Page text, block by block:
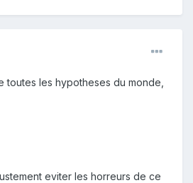
les hypotheses du monde,
eviter les horreurs de ce